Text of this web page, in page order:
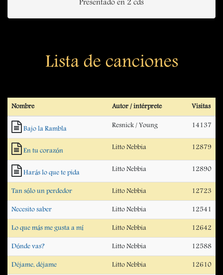
Presentado en 2 cds
Lista de canciones
Nombre Autor / intérprete Visitas
Bajo la Rambla Resnick / Young 14137
En tu corazón Litto Nebbia 12879
Harás lo que te pida Litto Nebbia 12890
Tan sólo un perdedor Litto Nebbia 12723
Necesito saber Litto Nebbia 12541
Lo que más me gusta a mí Litto Nebbia 12642
Dónde vas? Litto Nebbia 12588
Déjame, déjame Litto Nebbia 12610